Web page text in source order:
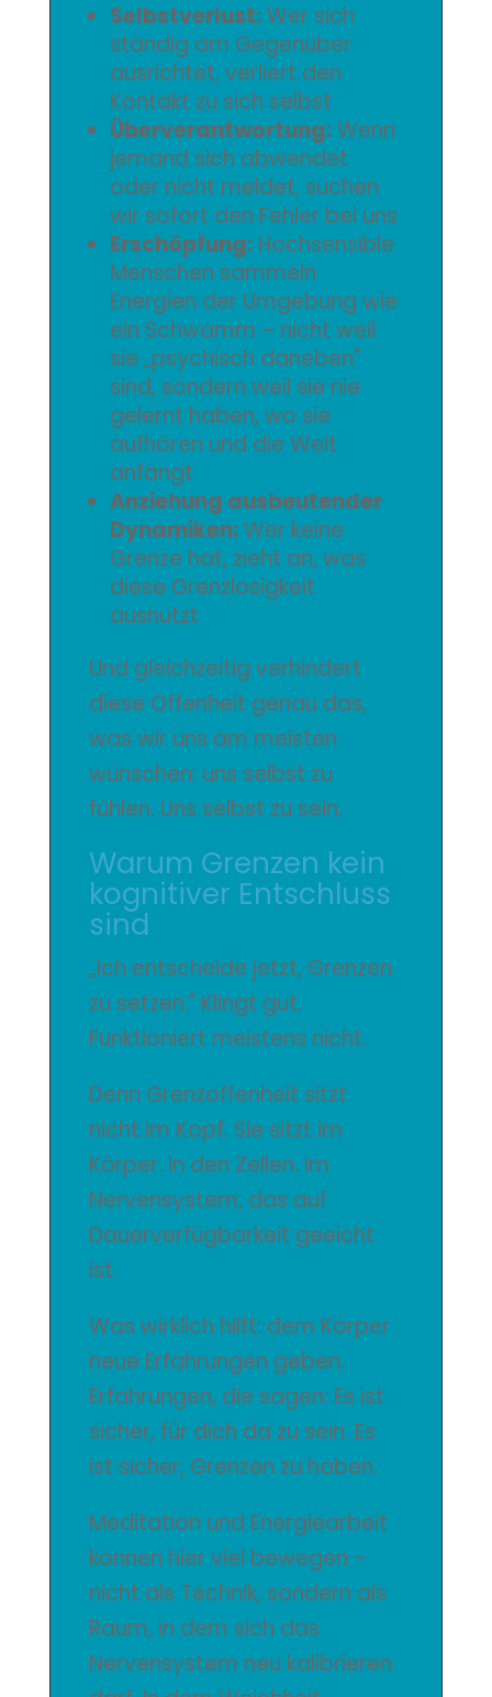
Selbstverlust:Wer sich
ständig am Gegenüber
ausrichtet, verliert den
Kontakt zu sich selbst
Überverantwortung:Wenn
jemand sich abwendet
oder nicht meldet, suchen
wir sofort den Fehler bei uns
Erschöpfung: Hochsensible
Menschen sammeln
Energien der Umgebung wie
ein Schwamm – nicht weil
sie „psychisch daneben"
sind, sondern weil sie nie
gelernt haben, wo sie
aufhören und die Welt
anfängt
Anziehung ausbeutender
Dynamiken:Wer keine
Grenze hat, zieht an, was
diese Grenzlosigkeit
ausnutzt
Und gleichzeitig verhindert
diese Offenheit genau das,
was wir uns am meisten
wünschen: uns selbst zu
fühlen. Uns selbst zu sein.
Warum Grenzen kein
kognitiver Entschluss
sind
„Ich entscheide jetzt, Grenzen
zu setzen." Klingt gut.
Funktioniert meistens nicht.
Denn Grenzoffenheit sitzt
nicht im Kopf. Sie sitzt im
Körper. In den Zellen. Im
Nervensystem, das auf
Dauerverfügbarkeit geeicht
ist.
Was wirklich hilft: dem Körper
neue Erfahrungen geben.
Erfahrungen, die sagen: Es ist
sicher, für dich da zu sein. Es
ist sicher, Grenzen zu haben.
Meditation und Energiearbeit
können hier viel bewegen –
nicht als Technik, sondern als
Raum, in dem sich das
Nervensystem neu kalibrieren